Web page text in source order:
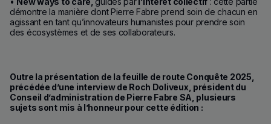
démontre la manière dont Pierre Fabre prend soin de chacun en
agissant en tant qu’innovateurs humanistes pour prendre soin
des écosystèmes et de ses collaborateurs.
Outre la présentation de la feuille de route Conquête 2025,
précédée d’une interview de Roch Doliveux, président du
Conseil d’administration de Pierre Fabre SA, plusieurs
sujets sont mis à l’honneur pour cette édition :